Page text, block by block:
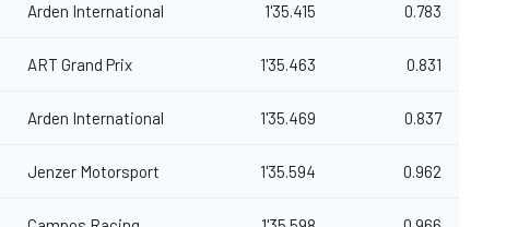
Arden International 1'35.415 0.783
ART Grand Prix 1'35.463 0.831
Arden International 1'35.469 0.837
Jenzer Motorsport 1'35.594 0.962